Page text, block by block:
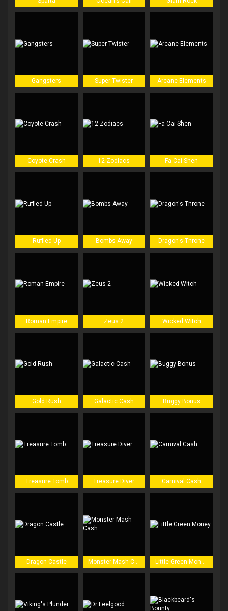
Gangsters Super Twister Arcane Elements
Coyote Crash 12 Zodiacs Fa Cai Shen
Ruffled Up Bombs Away Dragon's Throne
Roman Empire Zeus 2 Wicked Witch
Gold Rush Galactic Cash Buggy Bonus
Treasure Tomb Treasure Diver Carnival Cash
Dragon Castle Monster Mash Cash